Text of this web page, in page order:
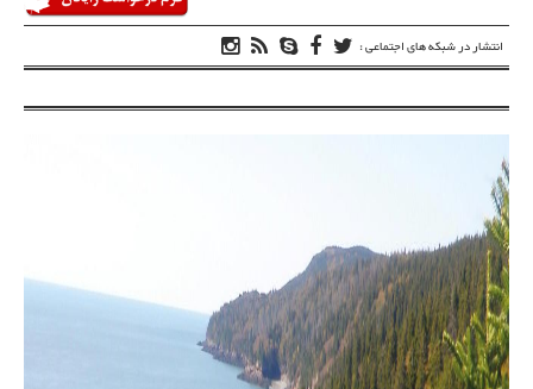
انتشار در شبکه های اجتماعی :